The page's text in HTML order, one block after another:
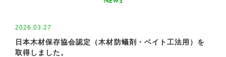
安全性
シロアリを知る
2026.03.27
日本木材保存協会認定（木材防蟻剤・ベイト工法用）を
取得しました。